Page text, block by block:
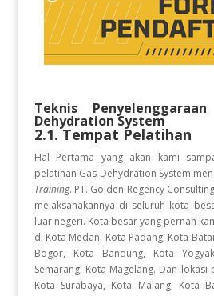
Teknis
Dehydration System
2.1. Tempat Pelatihan
Hal Pertama yang akan kami
pelatihan Gas Dehydration System
Training. PT. Golden Regency
melaksanakannya di seluruh kota
luar negeri. Kota besar yang pernah
di Kota Medan, Kota Padang, Kota
Bogor, Kota Bandung, Kota
Semarang, Kota Magelang. Dan
Kota Surabaya, Kota Malang, Kota